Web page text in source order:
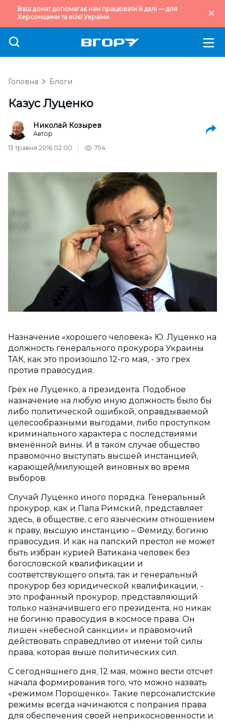
Ваш донат допомагає нам працювати й далі — для
Херсонщини та всієї України.
Головна Блоги
Казус Луценко
Николай Козырев
Автор
13 травня 2016 02:00
794
Назначение «хорошего человека» Ю. Луценко на
должность генерального прокурора Украины
ТАК, как это произошло 12-го мая, - это грех
против правосудия.
Грех не Луценко, а президента. Подобное
назначение на любую иную должность было бы
либо политической ошибкой, оправдываемой
целесообразными выгодами, либо проступком
криминального характера с последствиями
вменённой вины. И в таком случае общество
правомочно выступать высшей инстанцией,
карающей/милующей виновных во время
выборов.
Случай Луценко иного порядка. Генеральный
прокурор, как и Папа Римский, представляет
здесь, в обществе, с его языческим отношением
к праву, высшую инстанцию – Фемиду, богиню
правосудия. И как на папский престол не может
быть избран курией Ватикана человек без
богословской квалификации и
соответствующего опыта, так и генеральный
прокурор без юридической квалификации, -
это профанный прокурор, представляющий
только назначившего его президента, но никак
не богиню правосудия в космосе права. Он
лишен «небесной санкции» и правомочий
действовать справедливо от имени той силы
права, которая выше политических сил.
С сегодняшнего дня, 12 мая, можно вести отсчет
начала формирования того, что можно назвать
«режимом Порошенко». Такие персоналистские
режимы всегда начинаются с попрания права
для обеспечения своей неприкосновенности и